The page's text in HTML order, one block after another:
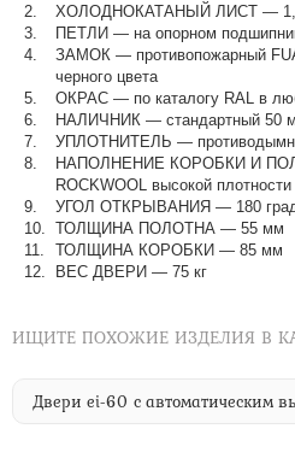
ХОЛОДНОКАТАНЫЙ ЛИСТ —
ПЕТЛИ — на опорном
ЗАМОК — противопожарный
черного цвета
ОКРАС — по каталогу RAL в
НАЛИЧНИК — стандартный 50
УПЛОТНИТЕЛЬ —
НАПОЛНЕНИЕ КОРОБКИ И
ROCKWOOL высокой плотности
УГОЛ ОТКРЫВАНИЯ — 180
ТОЛЩИНА ПОЛОТНА — 55 мм
ТОЛЩИНА КОРОБКИ — 85 мм
ВЕС ДВЕРИ — 75 кг
ИЩИТЕ ПОХОЖИЕ ИЗДЕЛИЯ В
Двери ei-60 с автоматическим